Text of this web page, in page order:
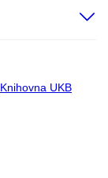
Knihovna UKB